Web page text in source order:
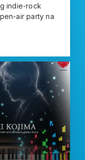
indie-rock
air party na